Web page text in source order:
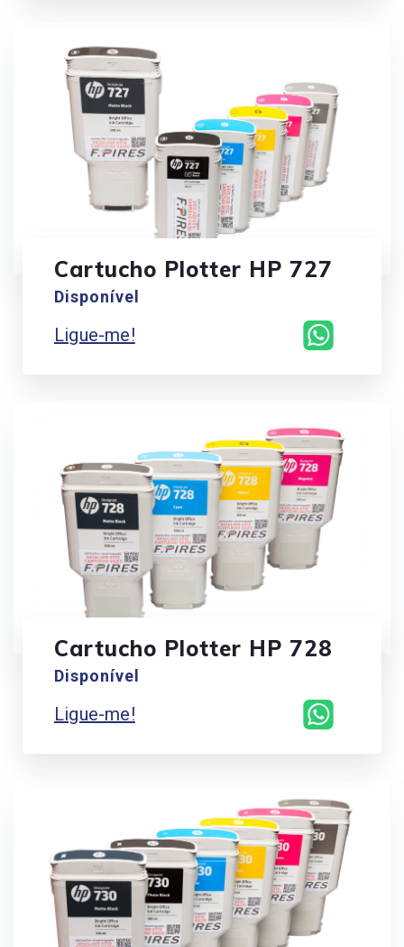
Cartucho Plotter HP 727
Disponível
Ligue-me!
Cartucho Plotter HP 728
Disponível
Ligue-me!